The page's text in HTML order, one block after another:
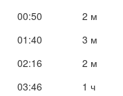
00:50
2 м
01:40
3 м
02:16
2 м
03:46
1 ч